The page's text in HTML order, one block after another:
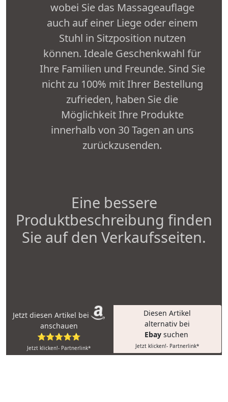
wobei Sie das Massageauflage
auch auf einer Liege oder einem
Stuhl in Sitzposition nutzen
können. Ideale Geschenkwahl für
Ihre Familien und Freunde. Sind Sie
nicht zu 100% mit Ihrer Bestellung
zufrieden, haben Sie die
Möglichkeit Ihre Produkte
innerhalb von 30 Tagen an uns
zurückzusenden.
Eine bessere
Produktbeschreibung finden
Sie auf den Verkaufsseiten.
Jetzt diesen Artikel bei
anschauen
⭐⭐⭐⭐⭐
Jetzt klicken!- Partnerlink*
Diesen Artikel
alternativ bei
Ebay suchen
Jetzt klicken!- Partnerlink*